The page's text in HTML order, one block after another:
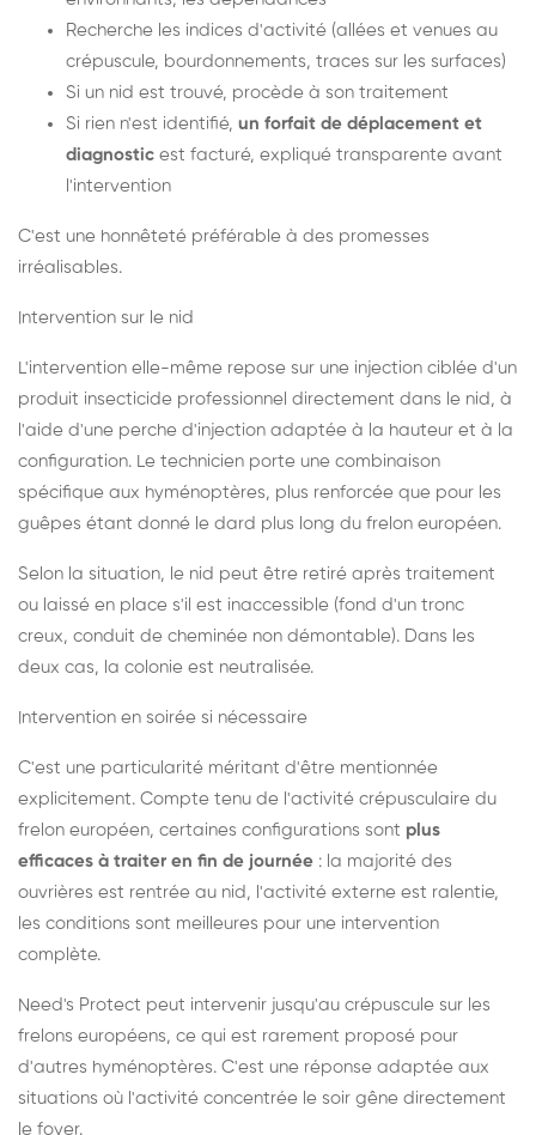
Recherche les indices d'activité (allées et venues au
crépuscule, bourdonnements, traces sur les surfaces)
Si un nid est trouvé, procède à son traitement
Si rien n'est identifié, un forfait de déplacement et
diagnostic est facturé, expliqué transparente avant
l'intervention
C'est une honnêteté préférable à des promesses
irréalisables.
Intervention sur le nid
L'intervention elle-même repose sur une injection ciblée d'un
produit insecticide professionnel directement dans le nid, à
l'aide d'une perche d'injection adaptée à la hauteur et à la
configuration. Le technicien porte une combinaison
spécifique aux hyménoptères, plus renforcée que pour les
guêpes étant donné le dard plus long du frelon européen.
Selon la situation, le nid peut être retiré après traitement
ou laissé en place s'il est inaccessible (fond d'un tronc
creux, conduit de cheminée non démontable). Dans les
deux cas, la colonie est neutralisée.
Intervention en soirée si nécessaire
C'est une particularité méritant d'être mentionnée
explicitement. Compte tenu de l'activité crépusculaire du
frelon européen, certaines configurations sont plus
efficaces à traiter en fin de journée : la majorité des
ouvrières est rentrée au nid, l'activité externe est ralentie,
les conditions sont meilleures pour une intervention
complète.
Need's Protect peut intervenir jusqu'au crépuscule sur les
frelons européens, ce qui est rarement proposé pour
d'autres hyménoptères. C'est une réponse adaptée aux
situations où l'activité concentrée le soir gêne directement
le foyer.